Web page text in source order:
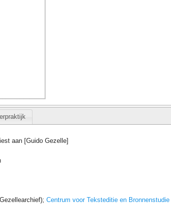
aan [Guido Gezelle]
Centrum voor Teksteditie en Bronnenstudie